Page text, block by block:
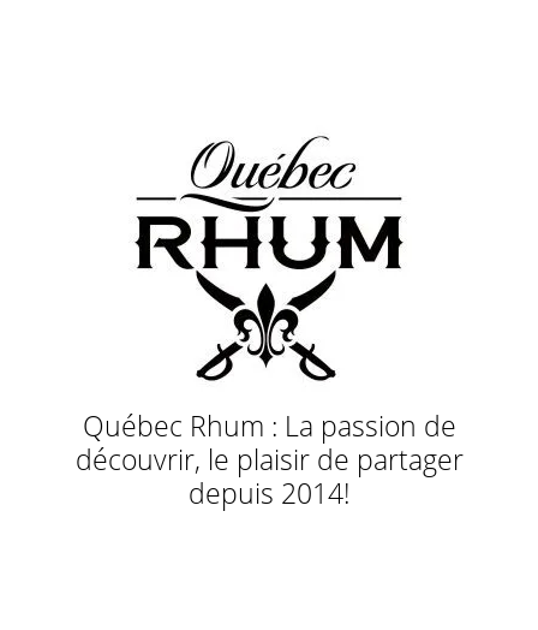
Québec Rhum : La passion de
découvrir, le plaisir de partager
depuis 2014!